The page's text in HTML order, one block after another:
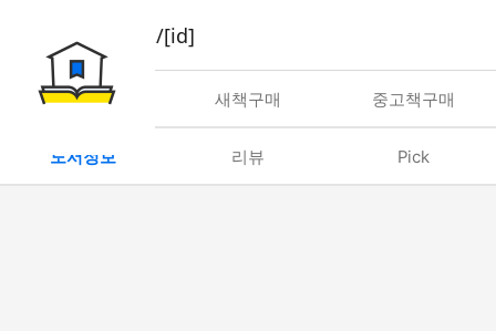
book/rent/[id]
대여 새책구매 중고책구매
도서정보 리뷰 Pick